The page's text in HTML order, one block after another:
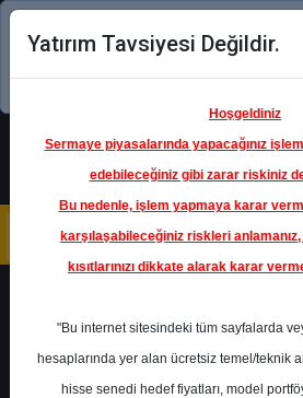
Şimdi uygulamayı
Ana Sayfa Raporlar
Yatırım Tavsiyesi Değildir.
Hoşgeldiniz
Sermaye piyasalarında yapacağınız
edebileceğiniz gibi zarar riskiniz
Bu nedenle, işlem yapmaya karar
karşılaşabileceğiniz riskleri
kısıtlarınızı dikkate alarak karar
"Bu internet sitesindeki tüm sayfalarda
hesaplarında yer alan ücretsiz temel/teknik
hisse senedi hedef fiyatları, model